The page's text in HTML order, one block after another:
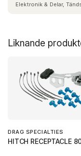
Liknande
DRAG SPECIALTIES
HITCH RECEPTACLE
Elektronik & Delar,